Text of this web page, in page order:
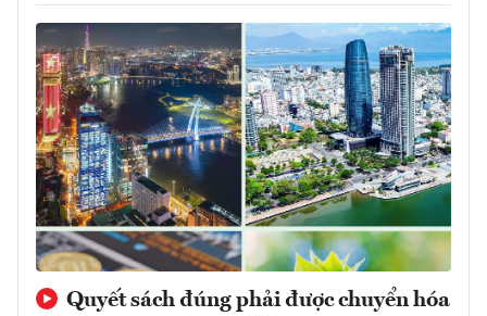
Quyết sách đúng phải được chuyển hóa